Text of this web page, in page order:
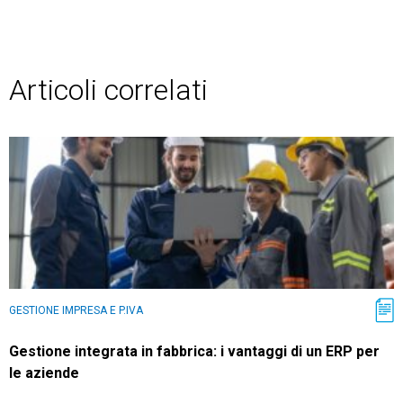
Articoli correlati
GESTIONE IMPRESA E P.IVA
Gestione integrata in fabbrica: i vantaggi di un ERP per
le aziende